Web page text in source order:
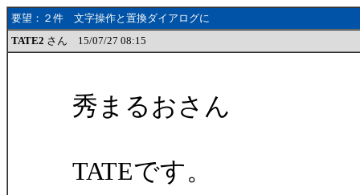
要望：２件 文字操作と置換ダイアログに
TATE2 さん 15/07/27 08:15
秀まるおさん
TATEです。